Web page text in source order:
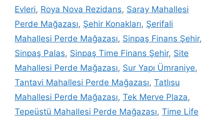
Evleri, Roya Nova Rezidans, Saray Mahallesi
Perde Mağazası, Şehir Konakları, Şerifali
Mahallesi Perde Mağazası, Sinpaş Finans Şehir,
Sinpaş Palas, Sinpaş Time Finans Şehir, Site
Mahallesi Perde Mağazası, Sur Yapı Ümraniye,
Tantavi Mahallesi Perde Mağazası, Tatlısu
Mahallesi Perde Mağazası, Tek Merve Plaza,
Tepeüstü Mahallesi Perde Mağazası, Time Life